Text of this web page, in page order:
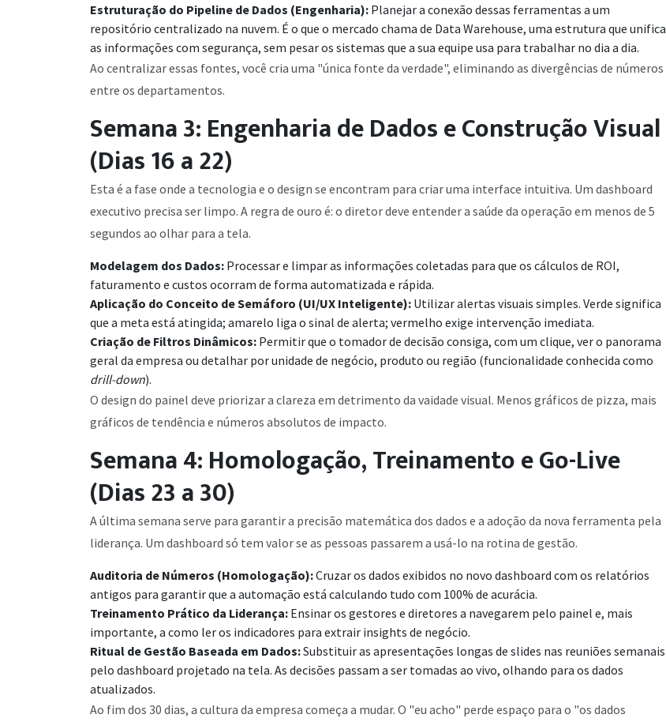
Estruturação do Pipeline de Dados (Engenharia): Planejar a conexão dessas ferramentas a um
repositório centralizado na nuvem. É o que o mercado chama de Data Warehouse, uma estrutura que unifica
as informações com segurança, sem pesar os sistemas que a sua equipe usa para trabalhar no dia a dia.
Ao centralizar essas fontes, você cria uma "única fonte da verdade", eliminando as divergências de números
entre os departamentos.
Semana 3: Engenharia de Dados e Construção Visual
(Dias 16 a 22)
Esta é a fase onde a tecnologia e o design se encontram para criar uma interface intuitiva. Um dashboard
executivo precisa ser limpo. A regra de ouro é: o diretor deve entender a saúde da operação em menos de 5
segundos ao olhar para a tela.
Modelagem dos Dados: Processar e limpar as informações coletadas para que os cálculos de ROI,
faturamento e custos ocorram de forma automatizada e rápida.
Aplicação do Conceito de Semáforo (UI/UX Inteligente): Utilizar alertas visuais simples. Verde significa
que a meta está atingida; amarelo liga o sinal de alerta; vermelho exige intervenção imediata.
Criação de Filtros Dinâmicos: Permitir que o tomador de decisão consiga, com um clique, ver o panorama
geral da empresa ou detalhar por unidade de negócio, produto ou região (funcionalidade conhecida como
drill-down).
O design do painel deve priorizar a clareza em detrimento da vaidade visual. Menos gráficos de pizza, mais
gráficos de tendência e números absolutos de impacto.
Semana 4: Homologação, Treinamento e Go-Live
(Dias 23 a 30)
A última semana serve para garantir a precisão matemática dos dados e a adoção da nova ferramenta pela
liderança. Um dashboard só tem valor se as pessoas passarem a usá-lo na rotina de gestão.
Auditoria de Números (Homologação):Cruzar os dados exibidos no novo dashboard com os relatórios
antigos para garantir que a automação está calculando tudo com 100% de acurácia.
Treinamento Prático da Liderança: Ensinar os gestores e diretores a navegarem pelo painel e, mais
importante, a como ler os indicadores para extrair insights de negócio.
Ritual de Gestão Baseada em Dados:Substituir as apresentações longas de slides nas reuniões semanais
pelo dashboard projetado na tela. As decisões passam a ser tomadas ao vivo, olhando para os dados
atualizados.
Ao fim dos 30 dias, a cultura da empresa começa a mudar. O "eu acho" perde espaço para o "os dados